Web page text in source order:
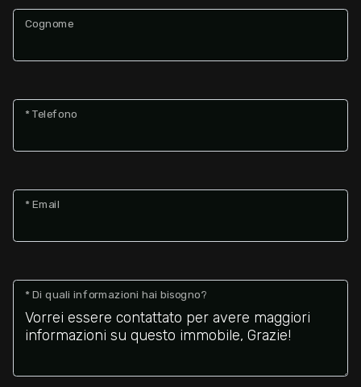
Cognome
* Telefono
* Email
* Di quali informazioni hai bisogno?